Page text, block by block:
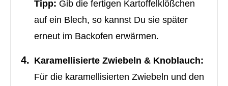
Tipp: Gib die fertigen Kartoffelklößchen
auf ein Blech, so kannst Du sie später
erneut im Backofen erwärmen.
Karamellisierte Zwiebeln & Knoblauch:
Für die karamellisierten Zwiebeln und den